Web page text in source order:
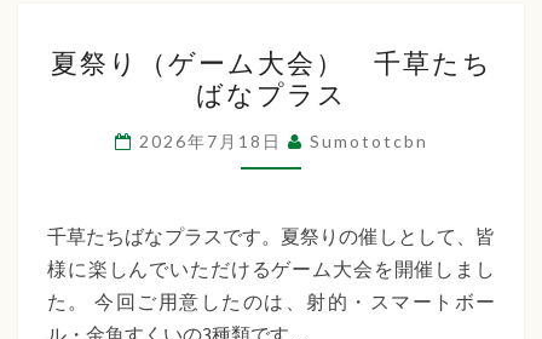
祭
り
（ゲ
ー
大
会）
千
草
夏祭り（ゲーム大会） 千草たち
ばなプラス
2026年7月18日 Sumototcbn
千草たちばなプラスです。夏祭りの催しとして、皆
様に楽しんでいただけるゲーム大会を開催しまし
た。 今回ご用意したのは、射的・スマートボー
ル・金魚すくいの3種類です…